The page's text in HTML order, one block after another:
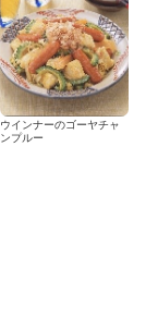
ウインナーのゴーヤチャ
ンプルー